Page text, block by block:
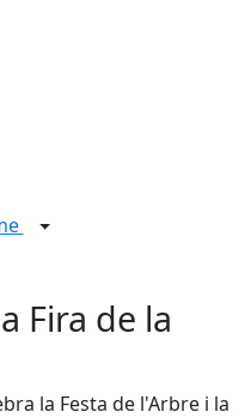
Fira de la
la Festa de l'Arbre i la